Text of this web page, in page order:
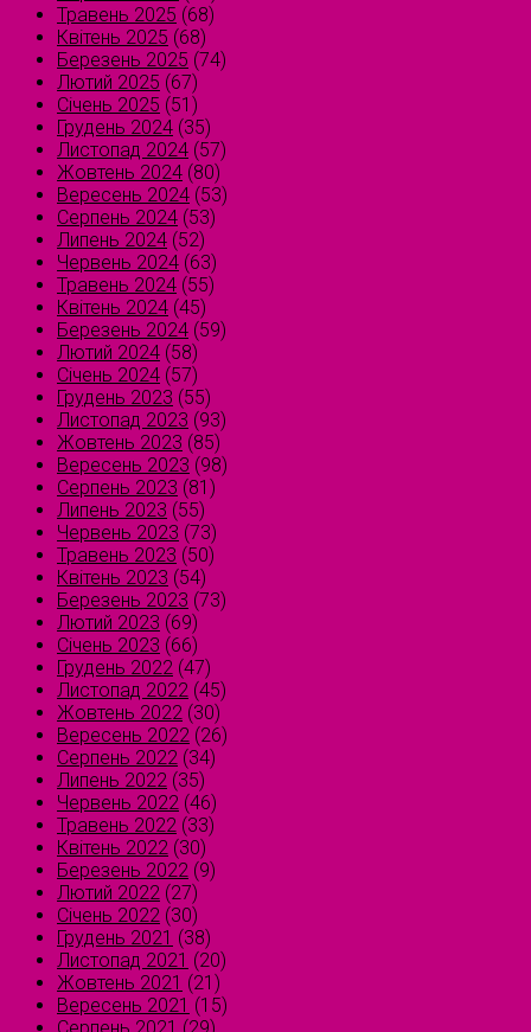
Травень 2025 (68)
Квітень 2025 (68)
Березень 2025 (74)
Лютий 2025 (67)
Січень 2025 (51)
Грудень 2024 (35)
Листопад 2024 (57)
Жовтень 2024 (80)
Вересень 2024 (53)
Серпень 2024 (53)
Липень 2024 (52)
Червень 2024 (63)
Травень 2024 (55)
Квітень 2024 (45)
Березень 2024 (59)
Лютий 2024 (58)
Січень 2024 (57)
Грудень 2023 (55)
Листопад 2023 (93)
Жовтень 2023 (85)
Вересень 2023 (98)
Серпень 2023 (81)
Липень 2023 (55)
Червень 2023 (73)
Травень 2023 (50)
Квітень 2023 (54)
Березень 2023 (73)
Лютий 2023 (69)
Січень 2023 (66)
Грудень 2022 (47)
Листопад 2022 (45)
Жовтень 2022 (30)
Вересень 2022 (26)
Серпень 2022 (34)
Липень 2022 (35)
Червень 2022 (46)
Травень 2022 (33)
Квітень 2022 (30)
Березень 2022 (9)
Лютий 2022 (27)
Січень 2022 (30)
Грудень 2021 (38)
Листопад 2021 (20)
Жовтень 2021 (21)
Вересень 2021 (15)